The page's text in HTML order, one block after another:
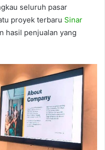
seluruh pasar
proyek terbaru Sinar
hasil penjualan yang